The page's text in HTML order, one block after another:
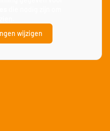
wijzigen